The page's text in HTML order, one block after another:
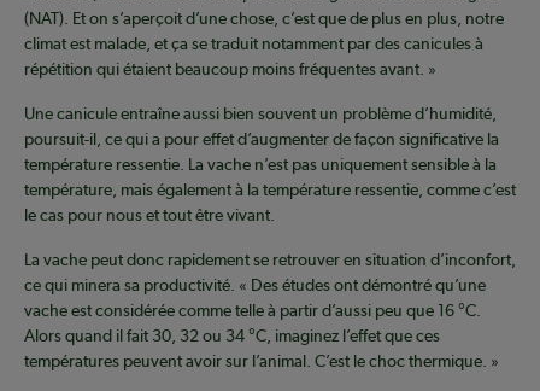
(NAT). Et on s’aperçoit d’une chose, c’est que de plus en plus, notre
climat est malade, et ça se traduit notamment par des canicules à
répétition qui étaient beaucoup moins fréquentes avant. »
Une canicule entraîne aussi bien souvent un problème d’humidité,
poursuit-il, ce qui a pour effet d’augmenter de façon significative la
température ressentie. La vache n’est pas uniquement sensible à la
température, mais également à la température ressentie, comme c’est
le cas pour nous et tout être vivant.
La vache peut donc rapidement se retrouver en situation d’inconfort,
ce qui minera sa productivité. « Des études ont démontré qu’une
vache est considérée comme telle à partir d’aussi peu que 16 °C.
Alors quand il fait 30, 32 ou 34 °C, imaginez l’effet que ces
températures peuvent avoir sur l’animal. C’est le choc thermique. »